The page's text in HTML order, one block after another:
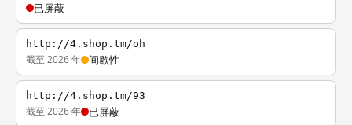
已屏蔽
http://4.shop.tm/oh
截至 2026 年 间歇性
http://4.shop.tm/93
截至 2026 年 已屏蔽